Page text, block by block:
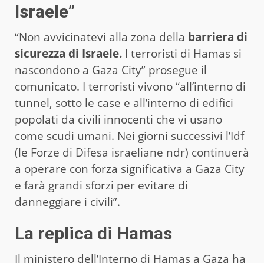
Israele”
“Non avvicinatevi alla zona della barriera di
sicurezza di Israele. I terroristi di Hamas si
nascondono a Gaza City” prosegue il
comunicato. I terroristi vivono “all’interno di
tunnel, sotto le case e all’interno di edifici
popolati da civili innocenti che vi usano
come scudi umani. Nei giorni successivi l’Idf
(le Forze di Difesa israeliane ndr) continuerà
a operare con forza significativa a Gaza City
e farà grandi sforzi per evitare di
danneggiare i civili”.
La replica di Hamas
Il ministero dell’Interno di Hamas a Gaza ha